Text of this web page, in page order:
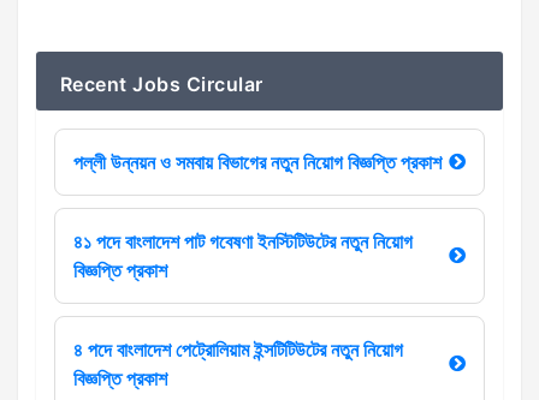
Recent Jobs Circular
পল্লী উন্নয়ন ও সমবায় বিভাগের নতুন নিয়োগ বিজ্ঞপ্তি প্রকাশ
৪১ পদে বাংলাদেশ পাট গবেষণা ইনস্টিটিউটের নতুন নিয়োগ
বিজ্ঞপ্তি প্রকাশ
৪ পদে বাংলাদেশ পেট্রোলিয়াম ইন্সটিটিউটের নতুন নিয়োগ
বিজ্ঞপ্তি প্রকাশ